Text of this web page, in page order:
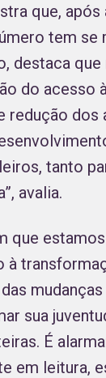
que,
tem se
destaca
do acesso
redução dos
tanto
avalia.
que
à
sua
É
em leitura,